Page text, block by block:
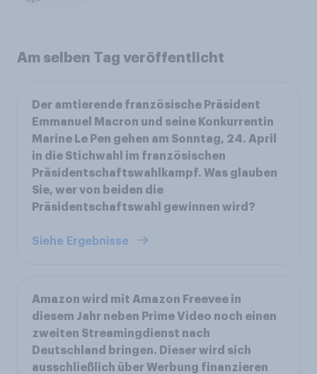
Am selben Tag veröffentlicht
Der amtierende französische Präsident
Emmanuel Macron und seine Konkurrentin
Marine Le Pen gehen am Sonntag, 24. April
in die Stichwahl im französischen
Präsidentschaftswahlkampf. Was glauben
Sie, wer von beiden die
Präsidentschaftswahl gewinnen wird?
Siehe Ergebnisse
Amazon wird mit Amazon Freevee in
diesem Jahr neben Prime Video noch einen
zweiten Streamingdienst nach
Deutschland bringen. Dieser wird sich
ausschließlich über Werbung finanzieren